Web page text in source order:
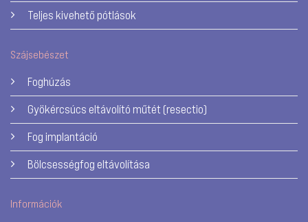
Teljes kivehető pótlások
Szájsebészet
Foghúzás
Gyökércsúcs eltávolító műtét (resectio)
Fog implantáció
Bölcsességfog eltávolítása
Információk